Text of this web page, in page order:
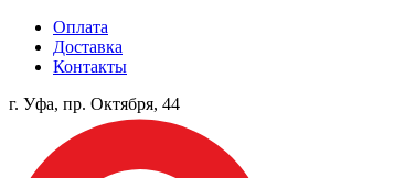
Оплата
Доставка
Контакты
г. Уфа, пр. Октября, 44